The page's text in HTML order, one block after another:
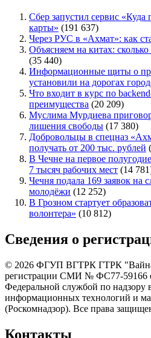
Сбер запустил сервис
карты» (191 637)
Через РУС в «Ахмат»: как
Объясняем на китах:
(35 440)
Информационные щиты о
установили на дорогах
Что входит в курс по
преимущества (20 209)
Муслима Мурдиева
лишения свободы (17 380)
Добровольцы в спецназ
получать от 200 тыс. рублей
В Чечне на первое
7 тысяч рабочих мест (14
Чечня подала 169 заявок на
молодёжи (12 252)
В Грозном стартует
волонтера» (10 812)
Сведения о
© 2026 ФГУП ВГТРК ГТРК
регистрации СМИ № ФС77-59166
Федеральной службой по надзору
информационных технологий и
(Роскомнадзор). Все права
Контакты